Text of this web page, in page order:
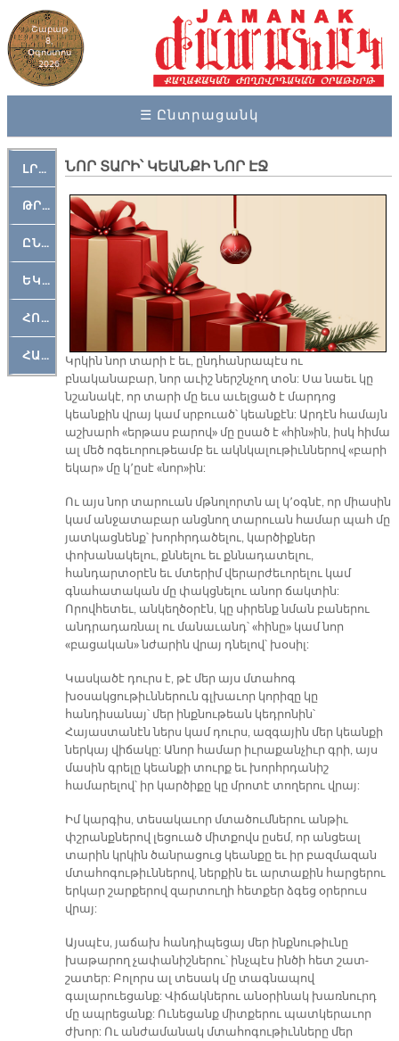
Շաբաթ
8,
Օգոստոս
2026
☰ Ընտրացանկ
ԼՐԱՀՈՍ
ԹՐՔԱՀԱՅ ԿԵԱՆՔ
ԸՆԿԵՐԱՄՇԱԿՈՒԹԱՅԻՆ
ԵԿԵՂԵՑԱԿԱՆ
ՀՈԳԵՄՏԱՒՈՐ
ՀԱՐԹԱԿ
ՆՈՐ ՏԱՐԻ՝ ԿԵԱՆՔԻ ՆՈՐ ԷՋ
Կրկին նոր տարի է եւ, ընդհանրապէս ու
բնականաբար, նոր աւիշ ներշնչող տօն: Սա նաեւ կը
նշանակէ, որ տարի մը եւս աւելցած է մարդոց
կեանքին վրայ կամ սրբուած՝ կեանքէն: Արդէն համայն
աշխարհ «երթաս բարով» մը ըսած է «հին»ին, իսկ հիմա
ալ մեծ ոգեւորութեամբ եւ ակնկալութիւններով «բարի
եկար» մը կ՚ըսէ «նոր»ին:
Ու այս նոր տարուան մթնոլորտն ալ կ՚օգնէ, որ միասին
կամ անջատաբար անցնող տարուան համար պահ մը
յատկացնենք՝ խորհրդածելու, կարծիքներ
փոխանակելու, քննելու եւ քննադատելու,
հանդարտօրէն եւ մտերիմ վերարժեւորելու կամ
գնահատական մը փակցնելու անոր ճակտին:
Որովհետեւ, անկեղծօրէն, կը սիրենք նման բաներու
անդրադառնալ ու մանաւանդ՝ «հինը» կամ նոր
«բացական» նժարին վրայ դնելով՝ խօսիլ:
Կասկածէ դուրս է, թէ մեր այս մտահոգ
խօսակցութիւններուն գլխաւոր կորիզը կը
հանդիսանայ՝ մեր ինքնութեան կեդրոնին՝
Հայաստանէն ներս կամ դուրս, ազգային մեր կեանքի
ներկայ վիճակը: Անոր համար իւրաքանչիւր գրի, այս
մասին գրելը կեանքի տուրք եւ խորհրդանիշ
համարելով՝ իր կարծիքը կը մրոտէ տողերու վրայ:
Իմ կարգիս, տեսակաւոր մտածումներու անթիւ
փշրանքներով լեցուած միտքովս ըսեմ, որ անցեալ
տարին կրկին ծանրացուց կեանքը եւ իր բազմազան
մտահոգութիւններով, ներքին եւ արտաքին հարցերու
երկար շարքերով զարտուղի հետքեր ձգեց օրերուս
վրայ:
Այսպէս, յաճախ հանդիպեցայ մեր ինքնութիւնը
խաթարող չափանիշներու՝ ինչպէս ինծի հետ շատ-
շատեր: Բոլորս ալ տեսակ մը տագնապով
գալարուեցանք: Վիճակներու անօրինակ խառնուրդ
մը ապրեցանք: Ունեցանք միտքերու պատկերաւոր
ժխոր: Ու անժամանակ մտահոգութիւնները մեր